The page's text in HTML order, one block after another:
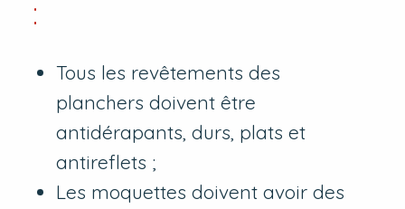
:
Tous les revêtements des
planchers doivent être
antidérapants, durs, plats et
antireflets ;
Les moquettes doivent avoir des